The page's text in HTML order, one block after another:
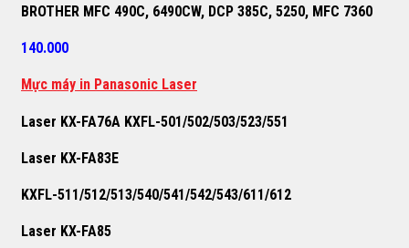
BROTHER MFC 490C, 6490CW, DCP 385C, 5250, MFC 7360
140.000
Mực máy in Panasonic Laser
Laser KX-FA76A KXFL-501/502/503/523/551
Laser KX-FA83E
KXFL-511/512/513/540/541/542/543/611/612
Laser KX-FA85